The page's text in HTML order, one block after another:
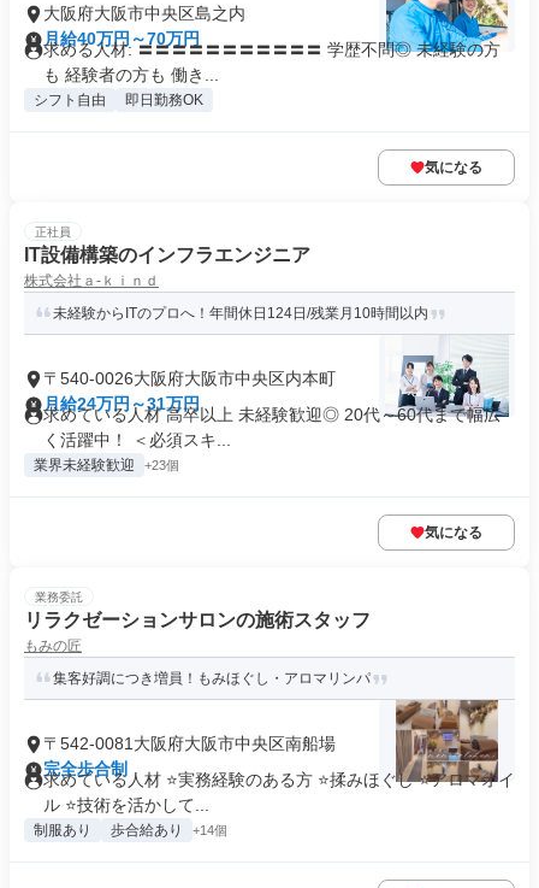
大阪府大阪市中央区島之内
月給40万円～70万円
求める人材: 〓〓〓〓〓〓〓〓〓〓〓 学歴不問◎ 未経験の方
も 経験者の方も 働き...
シフト自由 即日勤務OK
気になる
正社員
IT設備構築のインフラエンジニア
株式会社ａ‐ｋｉｎｄ
未経験からITのプロへ！年間休日124日/残業月10時間以内
〒540-0026大阪府大阪市中央区内本町
月給24万円～31万円
求めている人材 高卒以上 未経験歓迎◎ 20代～60代まで幅広
く活躍中！ ＜必須スキ...
業界未経験歓迎 +23個
気になる
業務委託
リラクゼーションサロンの施術スタッフ
もみの匠
集客好調につき増員！もみほぐし・アロマリンパ
〒542-0081大阪府大阪市中央区南船場
完全歩合制
求めている人材 ⭐実務経験のある方 ⭐️揉みほぐし ⭐️アロマオイ
ル ⭐技術を活かして...
制服あり 歩合給あり +14個